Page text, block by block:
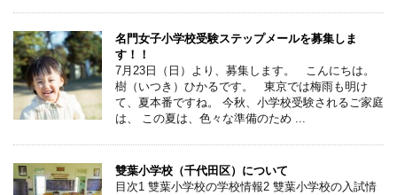
名門女子小学校受験ステップメールを募集しま
す！！
7月23日（日）より、募集します。 こんにちは。
樹（いつき）ひかるです。 東京では梅雨も明け
て、夏本番ですね。 今秋、小学校受験されるご家庭
は、 この夏は、色々な準備のため ...
雙葉小学校（千代田区）について
目次1 雙葉小学校の学校情報2 雙葉小学校の入試情